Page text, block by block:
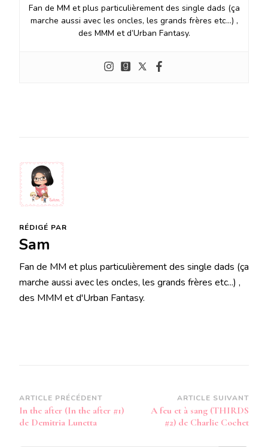
Fan de MM et plus particulièrement des single dads (ça
marche aussi avec les oncles, les grands frères etc…) ,
des MMM et d’Urban Fantasy.
RÉDIGÉ PAR
Sam
Fan de MM et plus particulièrement des single dads (ça
marche aussi avec les oncles, les grands frères etc...) ,
des MMM et d'Urban Fantasy.
Navigation
d’article
ARTICLE PRÉCÉDENT
In the after (In the after #1)
de Demitria Lunetta
ARTICLE SUIVANT
A feu et à sang (THIRDS
#2) de Charlie Cochet